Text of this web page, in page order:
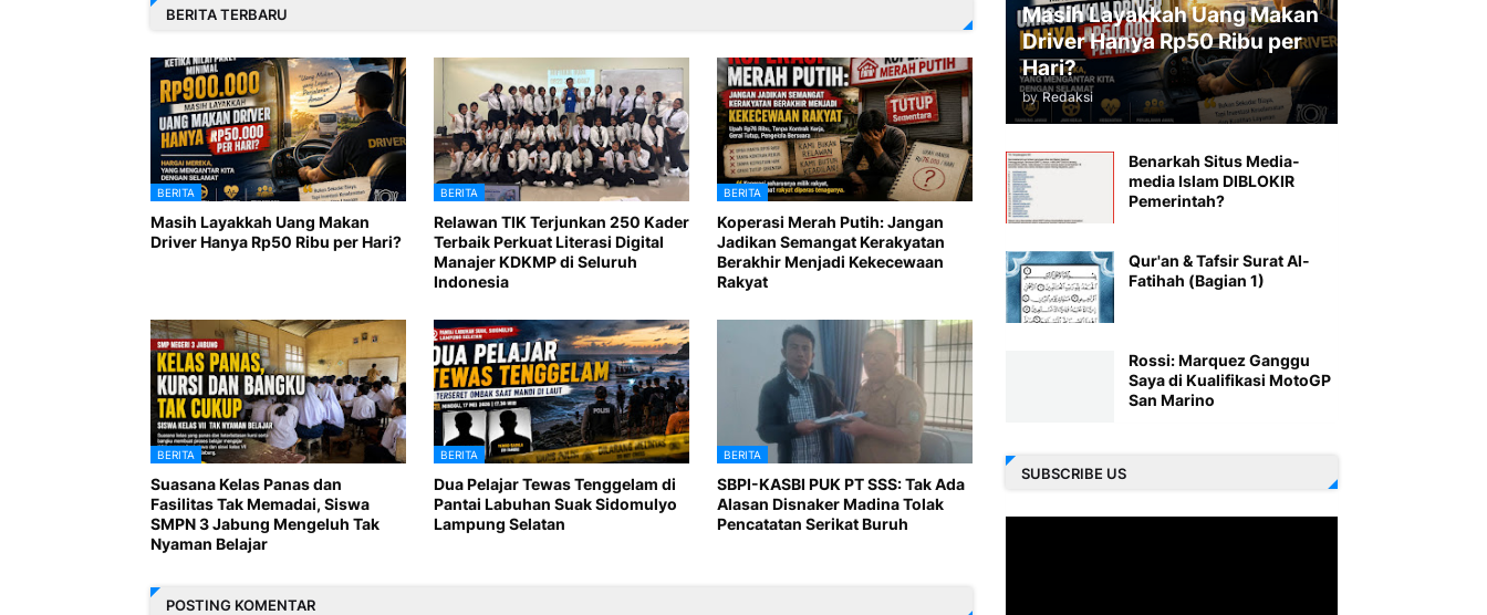
BERITA TERBARU
BERITA
Masih Layakkah Uang Makan
Driver Hanya Rp50 Ribu per Hari?
BERITA
Relawan TIK Terjunkan 250 Kader
Terbaik Perkuat Literasi Digital
Manajer KDKMP di Seluruh
Indonesia
BERITA
Koperasi Merah Putih: Jangan
Jadikan Semangat Kerakyatan
Berakhir Menjadi Kekecewaan
Rakyat
BERITA
Suasana Kelas Panas dan
Fasilitas Tak Memadai, Siswa
SMPN 3 Jabung Mengeluh Tak
Nyaman Belajar
BERITA
Dua Pelajar Tewas Tenggelam di
Pantai Labuhan Suak Sidomulyo
Lampung Selatan
BERITA
SBPI-KASBI PUK PT SSS: Tak Ada
Alasan Disnaker Madina Tolak
Pencatatan Serikat Buruh
POSTING KOMENTAR
Masih Layakkah Uang Makan
Driver Hanya Rp50 Ribu per
Hari?
by Redaksi
Benarkah Situs Media-
media Islam DIBLOKIR
Pemerintah?
Qur'an & Tafsir Surat Al-
Fatihah (Bagian 1)
Rossi: Marquez Ganggu
Saya di Kualifikasi MotoGP
San Marino
SUBSCRIBE US